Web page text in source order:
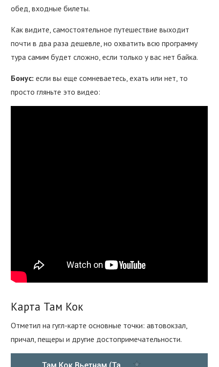
обед, входные билеты.
Как видите, самостоятельное путешествие выходит
почти в два раза дешевле, но охватить всю программу
тура самим будет сложно, если только у вас нет байка.
Бонус: если вы еще сомневаетесь, ехать или нет, то
просто гляньте это видео:
Карта Там Кок
Отметил на гугл-карте основные точки: автовокзал,
причал, пещеры и другие достопримечательности.